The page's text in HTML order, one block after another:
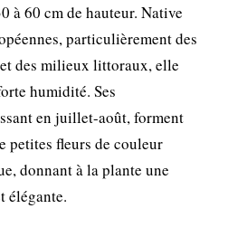
à 60 cm de hauteur. Native
particulièrement des
des milieux littoraux, elle
humidité. Ses
en juillet-août, forment
petites fleurs de couleur
donnant à la plante une
élégante.